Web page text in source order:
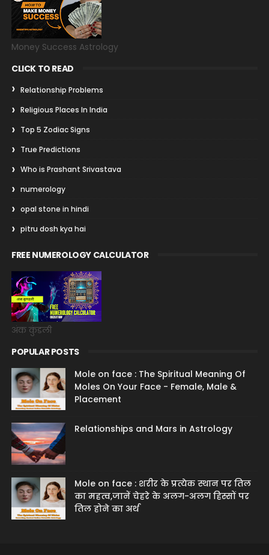
Money Success Astrology
CLICK TO READ
Relationship Problems
Religious Places In India
Top 5 Zodiac Signs
True Predictions
Who is Prashant Srivastava
numerology
opal stone in hindi
pitru dosh kya hai
FREE NUMEROLOGY CALCULATOR
अंक कुंडली
POPULAR POSTS
Mole on face : The Spiritual Meaning Of
Moles On Your Face - Female, Male &
Placement
Relationships and Mars in Astrology
Mole on face : शरीर के प्रत्येक स्थान पर तिल
का महत्व,जानें चेहरे के अलग-अलग हिस्सों पर
तिल होने का अर्थ